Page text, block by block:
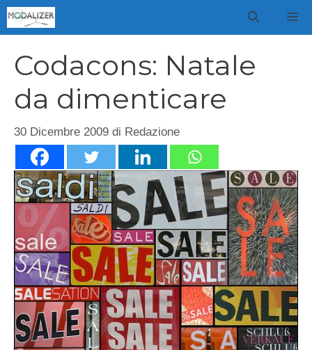
Vai
al
Codacons: Natale
da dimenticare
30 Dicembre 2009 di Redazione